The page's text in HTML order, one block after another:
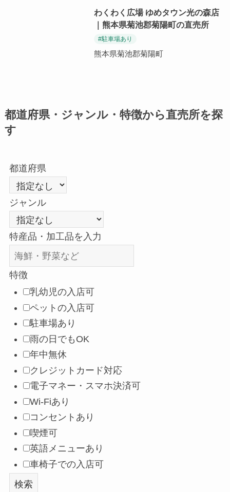
わくわく広場 ゆめタウン光の森店
｜熊本県菊池郡菊陽町の直売所
#駐車場あり
熊本県菊池郡菊陽町
都道府県・ジャンル・特徴から直売所を探
す
都道府県
ジャンル
特産品・加工品を入力
特徴
乳幼児の入店可
ペットの入店可
駐車場あり
雨の日でもOK
年中無休
クレジットカード対応
電子マネー・スマホ決済可
Wi-Fiあり
コンセントあり
喫煙可
英語メニューあり
車椅子での入店可
検索